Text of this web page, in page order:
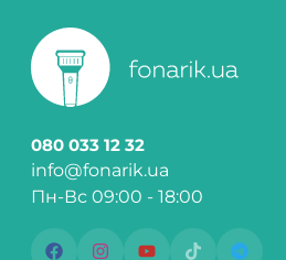
080 033 12 32
info@fonarik.ua
Пн-Вс 09:00 - 18:00